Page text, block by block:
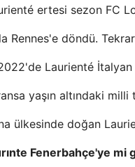
ertesi sezon FC
Rennes'e döndü.
Laurienté
yaşın altındaki milli
ülkesinde doğan
Fenerbahçe'ye mi